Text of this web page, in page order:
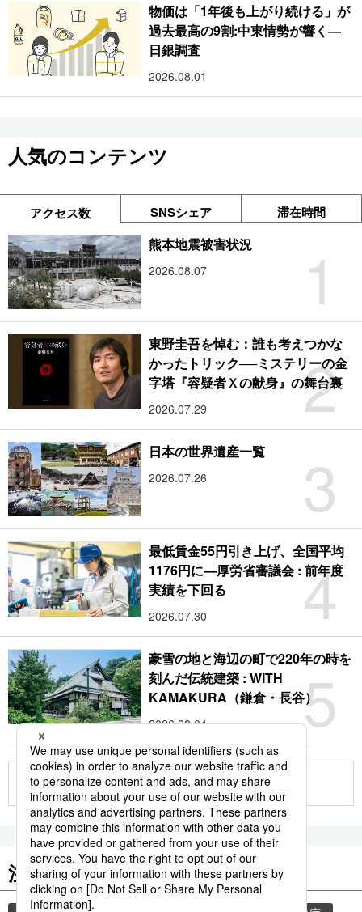
物価は「1年後も上がり続ける」が
過去最高の9割:中東情勢が響く―
日銀調査
2026.08.01
人気のコンテンツ
アクセス数 SNSシェア 滞在時間
1
熊本地震被害状況
2026.08.07
2
東野圭吾を悼む：誰も考えつかな
かったトリック──ミステリーの金
字塔『容疑者Ｘの献身』の舞台裏
2026.07.29
3
日本の世界遺産一覧
2026.07.26
4
最低賃金55円引き上げ、全国平均
1176円に―厚労省審議会 : 前年度
実績を下回る
2026.07.30
5
豪雪の地と海辺の町で220年の時を
刻んだ伝統建築 : WITH
KAMAKURA（鎌倉・長谷）
2026.08.04
もっと見る
注目のキーワード